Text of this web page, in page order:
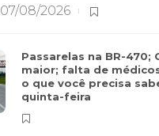
07/08/2026
Passarelas na BR-470;
maior; falta de
o que você precisa
quinta-feira